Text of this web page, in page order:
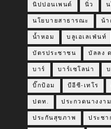
นิปปอนเพนต์ นิ่ว
นโยบายสาธารณะ น้า
น้ำหอม บลูเอเลเฟ่นท์
บัตรประชาชน บัลลง
บาร์ บาร์เซโลน่า
บิ๊กป้อม บีอีซี-เทโร
ปตท. ประกวดนางงาม
ประกันสุขภาพ ประชา